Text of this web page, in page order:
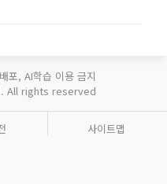
포, AI학습 이용 금지
. All rights reserved
사이트맵